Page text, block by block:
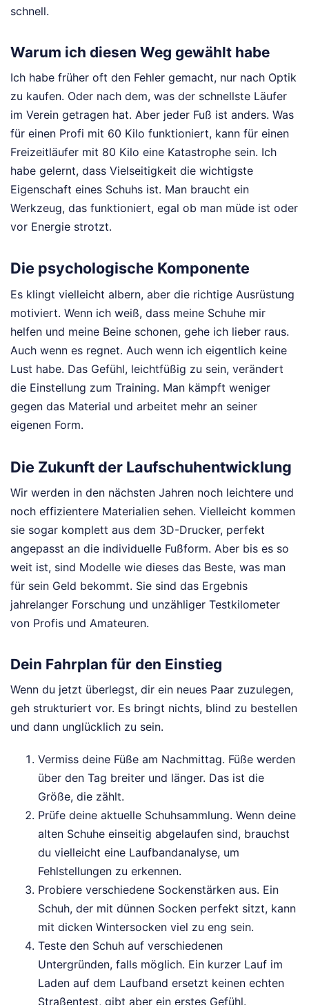
schnell.
Warum ich diesen Weg gewählt habe
Ich habe früher oft den Fehler gemacht, nur nach Optik
zu kaufen. Oder nach dem, was der schnellste Läufer
im Verein getragen hat. Aber jeder Fuß ist anders. Was
für einen Profi mit 60 Kilo funktioniert, kann für einen
Freizeitläufer mit 80 Kilo eine Katastrophe sein. Ich
habe gelernt, dass Vielseitigkeit die wichtigste
Eigenschaft eines Schuhs ist. Man braucht ein
Werkzeug, das funktioniert, egal ob man müde ist oder
vor Energie strotzt.
Die psychologische Komponente
Es klingt vielleicht albern, aber die richtige Ausrüstung
motiviert. Wenn ich weiß, dass meine Schuhe mir
helfen und meine Beine schonen, gehe ich lieber raus.
Auch wenn es regnet. Auch wenn ich eigentlich keine
Lust habe. Das Gefühl, leichtfüßig zu sein, verändert
die Einstellung zum Training. Man kämpft weniger
gegen das Material und arbeitet mehr an seiner
eigenen Form.
Die Zukunft der Laufschuhentwicklung
Wir werden in den nächsten Jahren noch leichtere und
noch effizientere Materialien sehen. Vielleicht kommen
sie sogar komplett aus dem 3D-Drucker, perfekt
angepasst an die individuelle Fußform. Aber bis es so
weit ist, sind Modelle wie dieses das Beste, was man
für sein Geld bekommt. Sie sind das Ergebnis
jahrelanger Forschung und unzähliger Testkilometer
von Profis und Amateuren.
Dein Fahrplan für den Einstieg
Wenn du jetzt überlegst, dir ein neues Paar zuzulegen,
geh strukturiert vor. Es bringt nichts, blind zu bestellen
und dann unglücklich zu sein.
Vermiss deine Füße am Nachmittag. Füße werden
über den Tag breiter und länger. Das ist die
Größe, die zählt.
Prüfe deine aktuelle Schuhsammlung. Wenn deine
alten Schuhe einseitig abgelaufen sind, brauchst
du vielleicht eine Laufbandanalyse, um
Fehlstellungen zu erkennen.
Probiere verschiedene Sockenstärken aus. Ein
Schuh, der mit dünnen Socken perfekt sitzt, kann
mit dicken Wintersocken viel zu eng sein.
Teste den Schuh auf verschiedenen
Untergründen, falls möglich. Ein kurzer Lauf im
Laden auf dem Laufband ersetzt keinen echten
Straßentest, gibt aber ein erstes Gefühl.